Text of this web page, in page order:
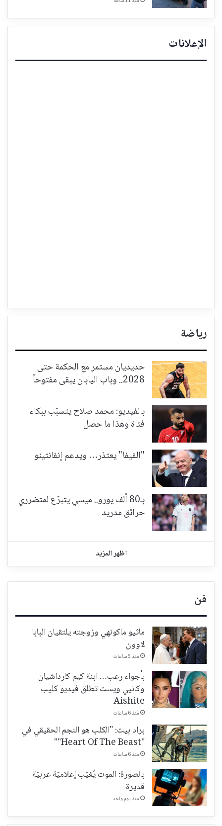
الإعلانات
رياضة
حديديان مستمر مع الحكمة حتى
2028.. وباب اليابان يبقى مفتوحاً
بالفيديو: محمد صلاح يتسبّب ببكاء
فتاة وهذا ما حصل
"الفيفا" يعتذر… ويدعم إنفانتينو
بـ80 ألف يورو.. ميسي يتبرّع لمتضرري
حرائق مدريد
اظهر المزيد
فن
ماثيو ماكونهي وزوجته يلتقيان البابا
لاوون
منذ 5 ساعات
بأجواء رعب… ابنة كيم كارداشيان
وكانيي ويست تطلق فيديو كليب
Aishite
منذ 6 ساعات
براد بيت: "الكلب هو النجم الحقيقي في
"Heart Of The Beast""
منذ 6 ساعات
بالصورة: الموت يُغيّب إعلاميّة عربيّة
قديرة
منذ يوم واحد